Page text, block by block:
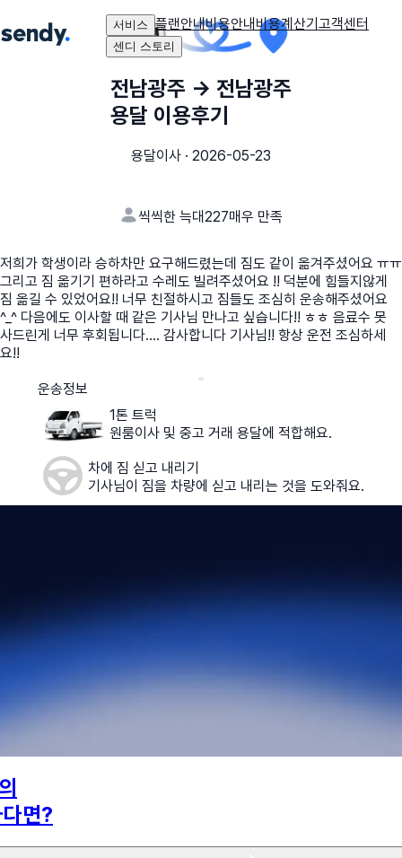
서비스 플랜안내비용안내비용계산기고객센터
센디 스토리
전남광주 → 전남광주
용달 이용후기
용달이사 · 2026-05-23
씩씩한 늑대227매우 만족
저희가 학생이라 승하차만 요구해드렸는데 짐도 같이 옮겨주셨어요 ㅠㅠ
그리고 짐 옮기기 편하라고 수레도 빌려주셨어요 !! 덕분에 힘들지않게
짐 옮길 수 있었어요!! 너무 친절하시고 짐들도 조심히 운송해주셨어요
^_^ 다음에도 이사할 때 같은 기사님 만나고 싶습니다!! ㅎㅎ 음료수 못
사드린게 너무 후회됩니다…. 감사합니다 기사님!! 항상 운전 조심하세
요!!
운송정보
1톤 트럭
원룸이사 및 중고 거래 용달에 적합해요.
차에 짐 싣고 내리기
기사님이 짐을 차량에 싣고 내리는 것을 도와줘요.
면?